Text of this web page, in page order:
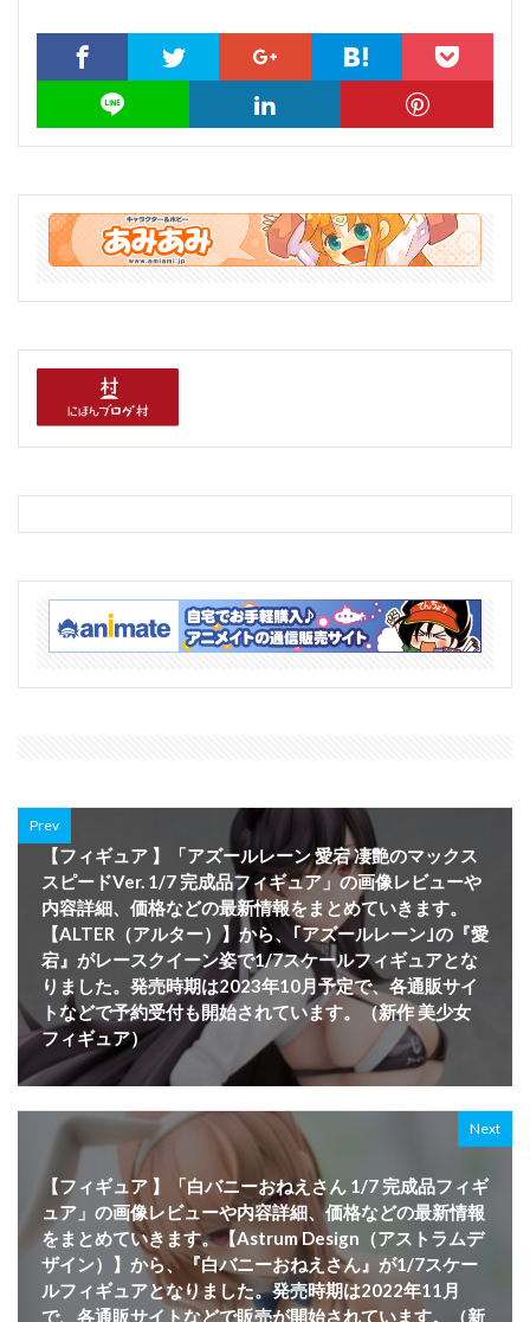
Prev
【フィギュア 】「アズールレーン 愛宕 凄艶のマックス
スピードVer. 1/7 完成品フィギュア」の画像レビューや
内容詳細、価格などの最新情報をまとめていきます。
【ALTER（アルター）】から、｢アズールレーン｣の『愛
宕』がレースクイーン姿で1/7スケールフィギュアとな
りました。発売時期は2023年10月予定で、各通販サイ
トなどで予約受付も開始されています。（新作 美少女
フィギュア）
Next
【フィギュア 】「白バニーおねえさん 1/7 完成品フィギ
ュア」の画像レビューや内容詳細、価格などの最新情報
をまとめていきます。【Astrum Design（アストラムデ
ザイン）】から、『白バニーおねえさん』が1/7スケー
ルフィギュアとなりました。発売時期は2022年11月
で、各通販サイトなどで販売が開始されています。（新